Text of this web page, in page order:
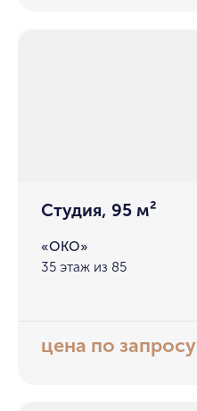
Студия, 95 м²
«ОКО»
35 этаж из 85
цена по запросу